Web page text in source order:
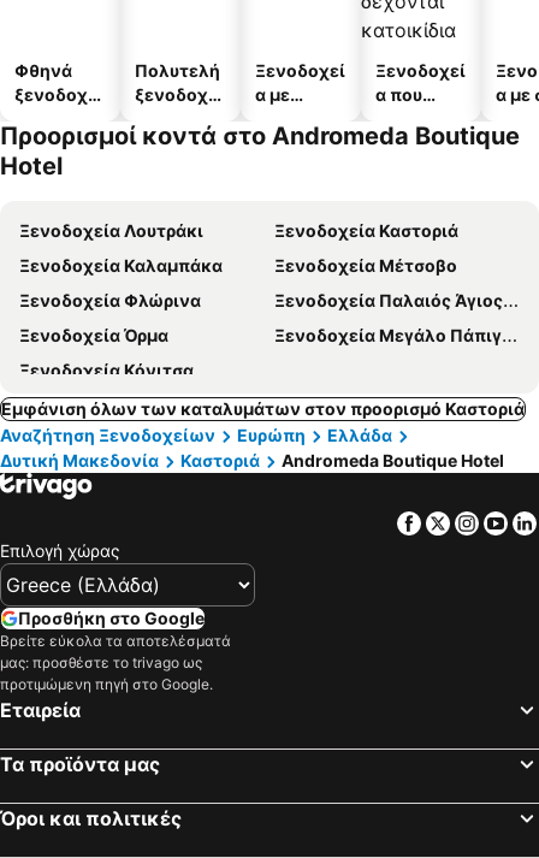
Φθηνά
ξενοδοχεί
Πολυτελή
ξενοδοχεί
Ξενοδοχεί
α με
Ξενοδοχεί
α που
κατοικίδι
α με
Προορισμοί κοντά στο Andromeda Boutique
Hotel
Ξενοδοχεία Λουτράκι
Ξενοδοχεία Καστοριά
Ξενοδοχεία Καλαμπάκα
Ξενοδοχεία Μέτσοβο
Ξενοδοχεία Φλώρινα
Ξενοδοχεία Παλαιός Άγιος Αθανάσιος
Ξενοδοχεία Όρμα
Ξενοδοχεία Μεγάλο Πάπιγκο
Ξενοδοχεία Κόνιτσα
Εμφάνιση όλων των καταλυμάτων στον προορισμό Καστοριά
Αναζήτηση Ξενοδοχείων
Ευρώπη
Ελλάδα
Δυτική Μακεδονία
Καστοριά Andromeda Boutique Hotel
Facebook
Twitter
Επιλογή χώρας
Προσθήκη στο Google
Βρείτε εύκολα τα αποτελέσματά
μας: προσθέστε το trivago ως
προτιμώμενη πηγή στο Google.
Εταιρεία
Τα προϊόντα μας
Όροι και πολιτικές